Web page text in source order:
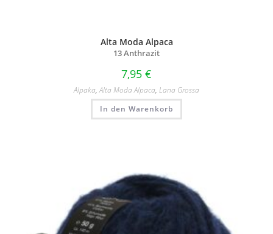
Alta Moda Alpaca
13 Anthrazit
7,95 €
Alpaka,Alta Moda Alpaca, Lana Grossa
In den Warenkorb